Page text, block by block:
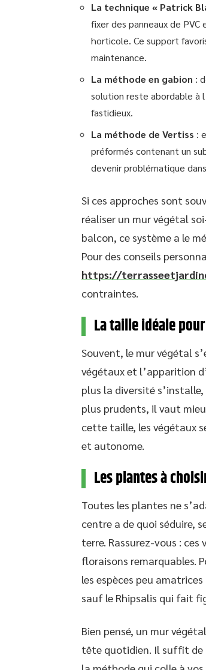
La technique « Patrick
fixer des panneaux de
horticole. Ce support
maintenance.
La méthode en gabion :
solution reste abordable à
fastidieux.
La méthode de Vertiss :
préformés contenant un
devenir problématique
Si ces approches sont
réaliser un mur végétal
balcon, ce système a le
Pour des conseils
https://
contraintes.
La taille idéale
Souvent, le mur végétal
végétaux et l’apparition
plus la diversité
plus prudents, il vaut
cette taille, les végétaux
et autonome.
Les plantes à
Toutes les plantes ne
centre a de quoi séduire,
terre. Rassurez-vous :
floraisons remarquables.
les espèces peu
sauf le Rhipsalis qui fait
Bien pensé, un mur
tête quotidien. Il suffit de